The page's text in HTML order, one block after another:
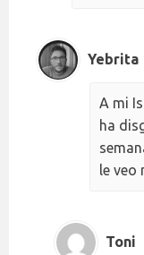
Yebrita
A mi
ha
le veo
Toni